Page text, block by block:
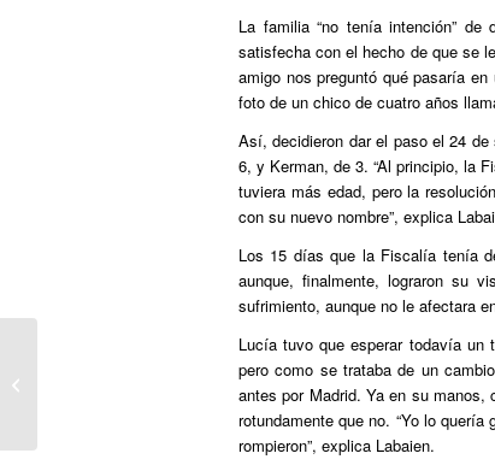
La familia “no tenía intención”
satisfecha con el hecho de que se
amigo nos preguntó qué pasaría
foto de un chico de cuatro años
Así, decidieron dar el paso el 24
6, y Kerman, de 3. “Al principio, la
tuviera más edad, pero la
con su nuevo nombre”, explica
Los 15 días que la Fiscalía tenía
aunque, finalmente, lograron su
sufrimiento, aunque no le afectara
Lucía tuvo que esperar todavía un
pero como se trataba de un
antes por Madrid. Ya en su manos,
rotundamente que no. “Yo lo
rompieron”, explica Labaien.
Una niña de la clase de Diego,
también acosada: “Le llamaban